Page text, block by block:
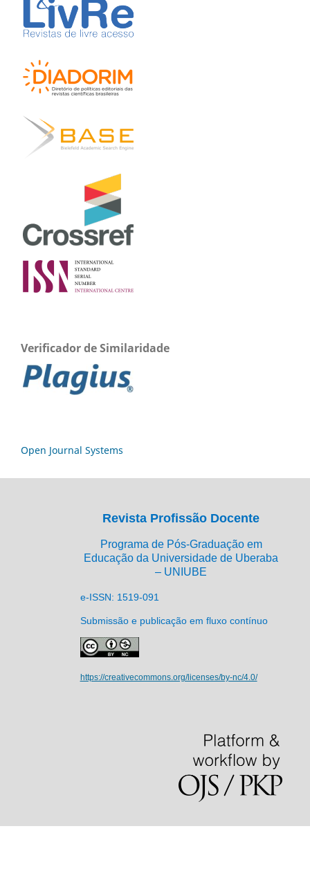
Verificador de Similaridade
Open Journal Systems
Revista Profissão Docente
Programa de Pós-Graduação em
Educação da Universidade de Uberaba
– UNIUBE
e-ISSN: 1519-091
Submissão e publicação em fluxo contínuo
https://creativecommons.org/licenses/by-nc/4.0/